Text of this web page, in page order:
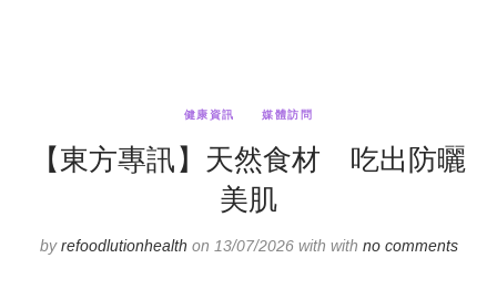
健康資訊 媒體訪問
【東方專訊】天然食材 吃出防曬
美肌
byrefoodlutionhealth on 13/07/2026 with with no comments